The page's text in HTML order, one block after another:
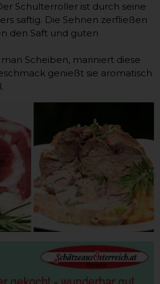
Schulterroller ist durch seine
saftig. Die Sehnen zerfließen
den Saft und guten
Scheiben, mariniert diese
genießt sie aromatisch